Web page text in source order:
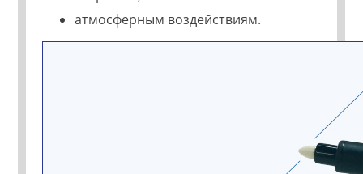
атмосферным воздействиям.